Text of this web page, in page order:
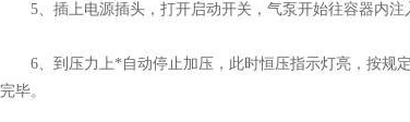
5、插上电源插头，打开启动开关，气泵开始往容器内注
6、到压力上*自动停止加压，此时恒压指示灯亮，按规
完毕。